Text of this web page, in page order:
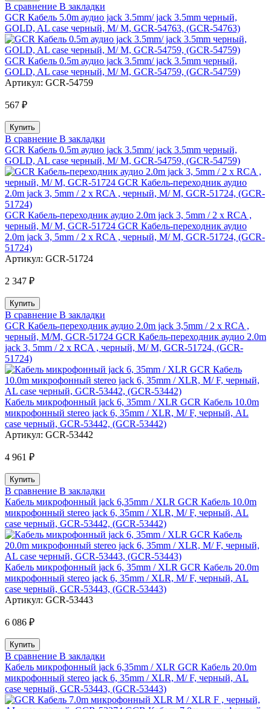
В сравнение В закладки
GCR Кабель 5.0m аудио jack 3.5mm/ jack 3.5mm черный,
GOLD, AL case черный, M/ M, GCR-54763, (GCR-54763)
GCR Кабель 0.5m аудио jack 3.5mm/ jack 3.5mm черный,
GOLD, AL case черный, M/ M, GCR-54759, (GCR-54759)
Артикул: GCR-54759
567 ₽
В сравнение В закладки
GCR Кабель 0.5m аудио jack 3.5mm/ jack 3.5mm черный,
GOLD, AL case черный, M/ M, GCR-54759, (GCR-54759)
GCR Кабель-переходник аудио 2.0m jack 3, 5mm / 2 х RCA ,
черный, M/ M, GCR-51724 GCR Кабель-переходник аудио
2.0m jack 3, 5mm / 2 х RCA , черный, M/ M, GCR-51724, (GCR-
51724)
Артикул: GCR-51724
2 347 ₽
В сравнение В закладки
GCR Кабель-переходник аудио 2.0m jack 3,5mm / 2 х RCA ,
черный, M/M, GCR-51724 GCR Кабель-переходник аудио 2.0m
jack 3, 5mm / 2 х RCA , черный, M/ M, GCR-51724, (GCR-
51724)
Кабель микрофонный jack 6, 35mm / XLR GCR Кабель 10.0m
микрофонный stereo jack 6, 35mm / XLR, M/ F, черный, AL
case черный, GCR-53442, (GCR-53442)
Артикул: GCR-53442
4 961 ₽
В сравнение В закладки
Кабель микрофонный jack 6,35mm / XLR GCR Кабель 10.0m
микрофонный stereo jack 6, 35mm / XLR, M/ F, черный, AL
case черный, GCR-53442, (GCR-53442)
Кабель микрофонный jack 6, 35mm / XLR GCR Кабель 20.0m
микрофонный stereo jack 6, 35mm / XLR, M/ F, черный, AL
case черный, GCR-53443, (GCR-53443)
Артикул: GCR-53443
6 086 ₽
В сравнение В закладки
Кабель микрофонный jack 6,35mm / XLR GCR Кабель 20.0m
микрофонный stereo jack 6, 35mm / XLR, M/ F, черный, AL
case черный, GCR-53443, (GCR-53443)